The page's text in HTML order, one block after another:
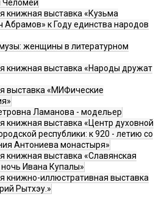
Челомей
книжная выставка «Кузьма
Абрамов» к Году единства народов
женщины в литературном
книжная выставка «Народы дружат
выставка «МИФические
Ламанова - модельер
книжная выставка «Центр духовной
республики: к 920 - летию со
Антониева монастыря»
книжная выставка «Славянская
Ивана Купалы»
книжно-иллюстративная выставка
Рытхэу.»